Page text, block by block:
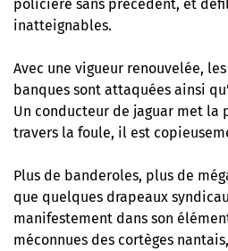
policière sans précédent, et
inatteignables.
Avec une vigueur renouvelée,
banques sont attaquées ainsi
Un conducteur de jaguar met la
travers la foule, il est
Plus de banderoles, plus de
que quelques drapeaux
manifestement dans son
méconnues des cortèges